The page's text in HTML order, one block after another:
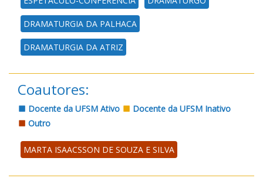
DRAMATURGIA DA PALHACA
DRAMATURGIA DA ATRIZ
Coautores:
Docente da UFSM Ativo
Docente da UFSM Inativo
Outro
MARTA ISAACSSON DE SOUZA E SILVA